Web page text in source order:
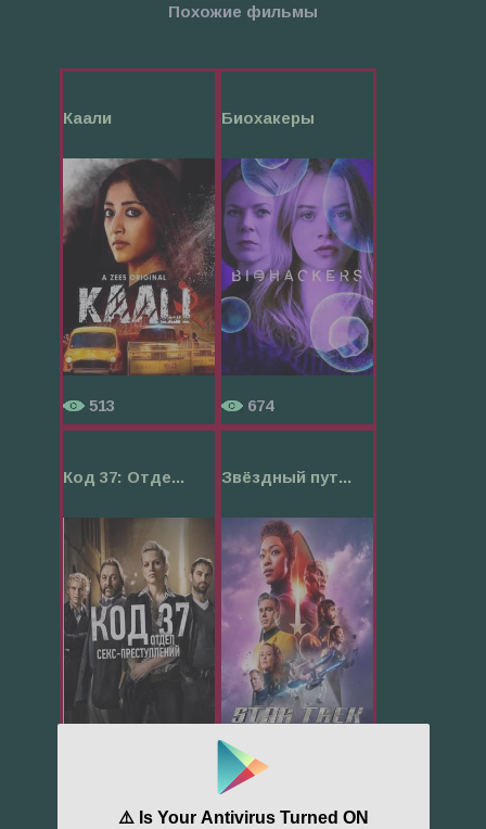
Похожие фильмы
Каали
513
Биохакеры
674
Код 37: Отде... Звёздный пут...
712